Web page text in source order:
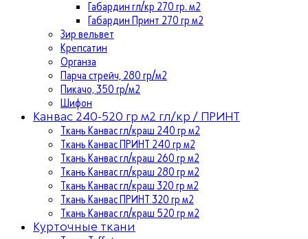
Габардин гл/кр 270 гр. м2
Габардин Принт 270 гр м2
Зир вельвет
Крепсатин
Органза
Парча стрейч, 280 гр/м2
Пикачо, 350 гр/м2
Шифон
Канвас 240-520 гр м2 гл/кр / ПРИНТ
Ткань Канвас гл/краш 240 гр м2
Ткань Канвас ПРИНТ 240 гр м2
Ткань Канвас гл/краш 260 гр м2
Ткань Канвас гл/краш 280 гр м2
Ткань Канвас гл/краш 320 гр м2
Ткань Канвас ПРИНТ 320 гр м2
Ткань Канвас гл/краш 520 гр м2
Курточные ткани